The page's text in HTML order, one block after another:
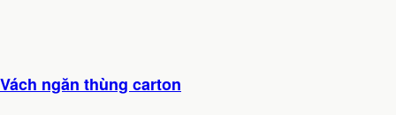
Vách ngăn thùng carton